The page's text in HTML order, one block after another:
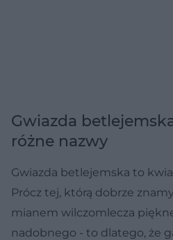
Gwiazda
różne nazwy
Gwiazda betlejemska to
Prócz tej, którą dobrze
mianem wilczomlecza
nadobnego - to dlatego, że